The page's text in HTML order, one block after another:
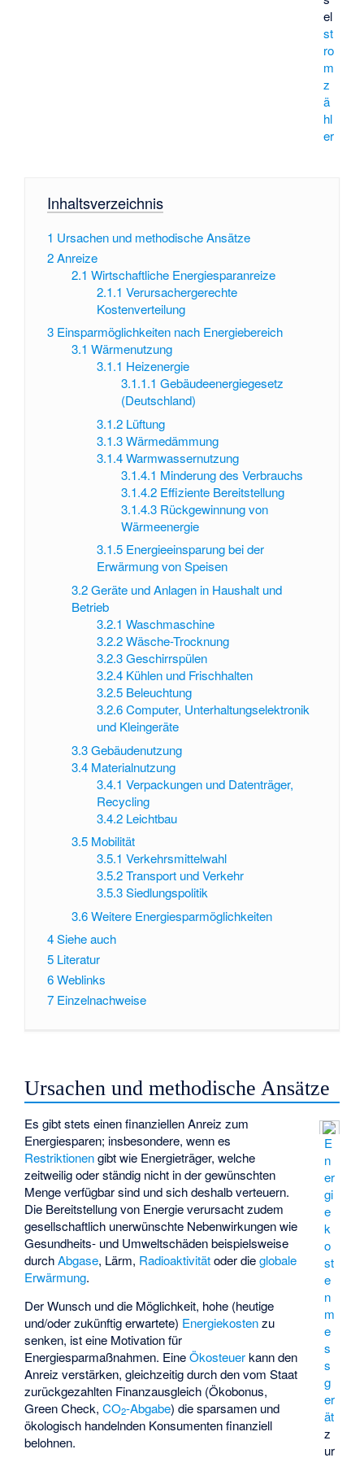
el
st
ro
m
z
ä
hl
er
Inhaltsverzeichnis
1 Ursachen und methodische Ansätze
2Anreize
2.1 Wirtschaftliche Energiesparanreize
2.1.1 Verursachergerechte
Kostenverteilung
3 Einsparmöglichkeiten nach Energiebereich
3.1 Wärmenutzung
3.1.1 Heizenergie
3.1.1.1 Gebäudeenergiegesetz
(Deutschland)
3.1.2 Lüftung
3.1.3 Wärmedämmung
3.1.4 Warmwassernutzung
3.1.4.1 Minderung des Verbrauchs
3.1.4.2 Effiziente Bereitstellung
3.1.4.3 Rückgewinnung von
Wärmeenergie
3.1.5 Energieeinsparung bei der
Erwärmung von Speisen
3.2 Geräte und Anlagen in Haushalt und
Betrieb
3.2.1 Waschmaschine
3.2.2 Wäsche-Trocknung
3.2.3 Geschirrspülen
3.2.4 Kühlen und Frischhalten
3.2.5 Beleuchtung
3.2.6 Computer, Unterhaltungselektronik
und Kleingeräte
3.3 Gebäudenutzung
3.4 Materialnutzung
3.4.1 Verpackungen und Datenträger,
Recycling
3.4.2 Leichtbau
3.5 Mobilität
3.5.1 Verkehrsmittelwahl
3.5.2 Transport und Verkehr
3.5.3 Siedlungspolitik
3.6 Weitere Energiesparmöglichkeiten
4Siehe auch
5 Literatur
6Weblinks
7 Einzelnachweise
Ursachen und methodische Ansätze
E
n
er
gi
e
k
o
st
e
n
m
e
s
s
g
er
ät
z
ur
Es gibt stets einen finanziellen Anreiz zum
Energiesparen; insbesondere, wenn es
Restriktionengibt wie Energieträger, welche
zeitweilig oder ständig nicht in der gewünschten
Menge verfügbar sind und sich deshalb verteuern.
Die Bereitstellung von Energie verursacht zudem
gesellschaftlich unerwünschte Nebenwirkungen wie
Gesundheits- und Umweltschäden beispielsweise
durchAbgase, Lärm, Radioaktivitätoder dieglobale
Erwärmung.
Der Wunsch und die Möglichkeit, hohe (heutige
und/oder zukünftig erwartete) Energiekostenzu
senken, ist eine Motivation für
Energiesparmaßnahmen. EineÖkosteuerkann den
Anreiz verstärken, gleichzeitig durch den vom Staat
zurückgezahlten Finanzausgleich (Ökobonus,
Green Check,CO2-Abgabe) die sparsamen und
ökologisch handelnden Konsumenten finanziell
belohnen.